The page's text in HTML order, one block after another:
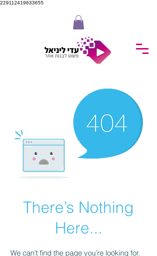
229112419633655
There’s Nothing
Here...
We can’t find the page you’re looking for.